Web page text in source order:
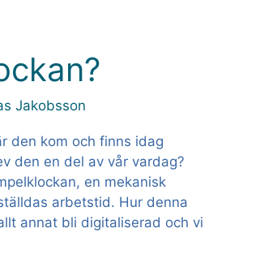
Jakobsson
den kom och finns idag
den en del av vår vardag?
en mekanisk
arbetstid. Hur denna
annat bli digitaliserad och vi